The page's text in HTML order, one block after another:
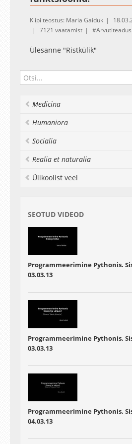
Klipi teostus: Maria Gaiduk
7121 vaatamist
Arvutiteadus
Ülesanne "Ristkülik"
Medicina
Humaniora
Socialia
Realia et naturalia
Ülikoolist veel
SEOTUD VIDEOD
Programmeerimine Pythonis.
03.03.13
Programmeerimine Pythonis.
03.03.13
Programmeerimine Pythonis.
04.03.13